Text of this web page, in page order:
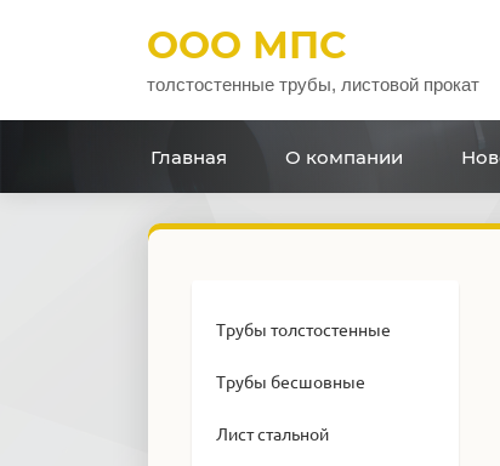
ООО МПС
толстостенные трубы, листовой прокат
Главная О компании
Трубы толстостенные
Трубы бесшовные
Лист стальной